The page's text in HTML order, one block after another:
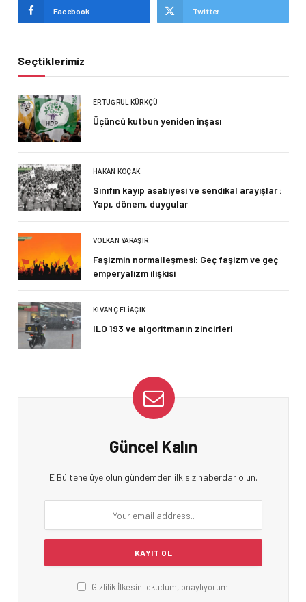
Facebook Twitter
Seçtiklerimiz
ERTUĞRUL KÜRKÇÜ
Üçüncü kutbun yeniden inşası
HAKAN KOÇAK
Sınıfın kayıp asabiyesi ve sendikal arayışlar :
Yapı, dönem, duygular
VOLKAN YARAŞIR
Faşizmin normalleşmesi: Geç faşizm ve geç
emperyalizm ilişkisi
KIVANÇ ELIAÇIK
ILO 193 ve algoritmanın zincirleri
Güncel Kalın
E Bültene üye olun gündemden ilk siz haberdar olun.
Gizlilik İlkesini okudum, onaylıyorum.